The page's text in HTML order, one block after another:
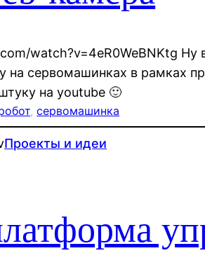
watch?v=4eR0WeBNKtg Ну
на сервомашинках в рамках
на youtube 🙂
, сервомашинка
Проекты и идеи